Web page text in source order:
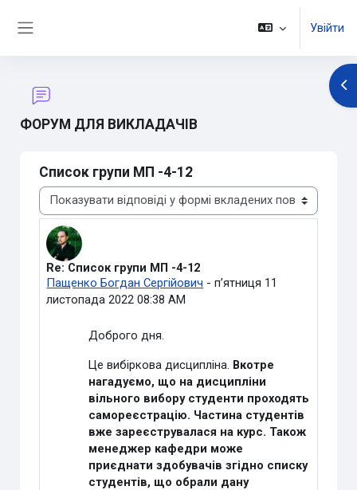
Увійти
ФОРУМ ДЛЯ ВИКЛАДАЧІВ
Cписок групи МП -4-12
Тип показу
Re: Cписок групи МП -4-12
Пащенко Богдан Сергійович -пʼятниця 11
листопада 2022 08:38 AM
Кількість відповідей: 0
Доброго дня.
Це вибіркова дисципліна. Вкотре
нагадуємо, що на дисципліни
вільного вибору студенти проходять
самореєстрацію. Частина студентів
вже зареєструвалася на курс. Також
менеджер кафедри може
приєднати здобувачів згідно списку
студентів, що обрали дану